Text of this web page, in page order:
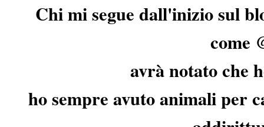
Chi mi segue dall'inizio sul
come
avrà notato che
ho sempre avuto animali per